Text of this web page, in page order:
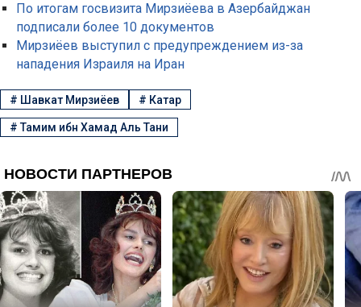
По итогам госвизита Мирзиёева в Азербайджан
подписали более 10 документов
Мирзиёев выступил с предупреждением из-за
нападения Израиля на Иран
# Шавкат Мирзиёев # Катар
#Тамим ибн Хамад Аль Тани